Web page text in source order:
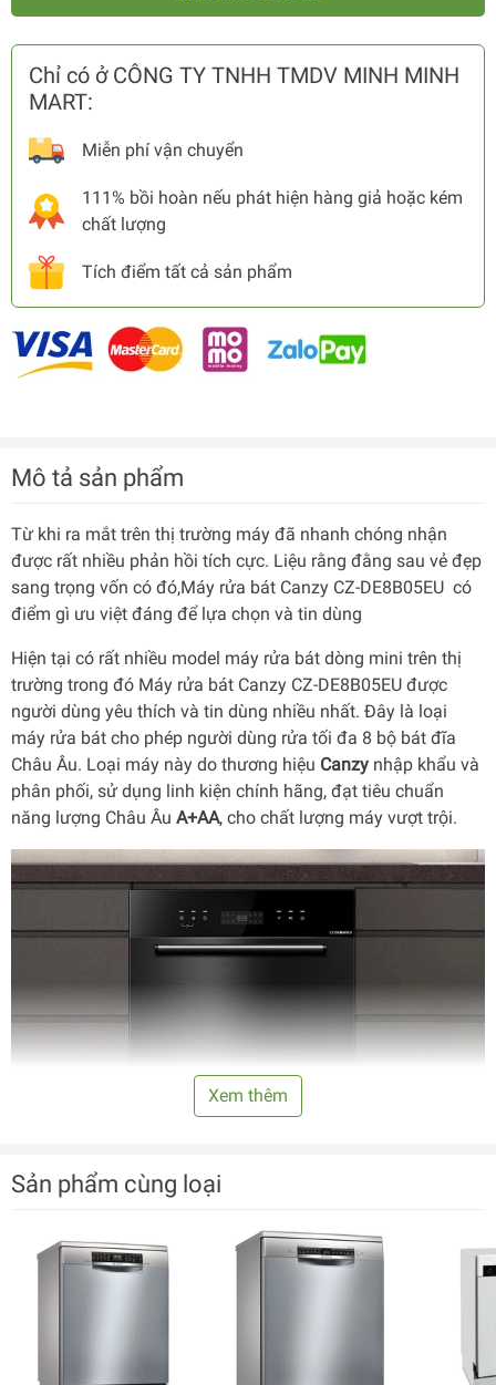
Chỉ có ở CÔNG TY TNHH TMDV MINH MINH
MART:
Miễn phí vận chuyển
111% bồi hoàn nếu phát hiện hàng giả hoặc kém
chất lượng
Tích điểm tất cả sản phẩm
Mô tả sản phẩm
Từ khi ra mắt trên thị trường máy đã nhanh chóng nhận
được rất nhiều phản hồi tích cực. Liệu rằng đằng sau vẻ đẹp
sang trọng vốn có đó,Máy rửa bát Canzy CZ-DE8B05EU có
điểm gì ưu việt đáng để lựa chọn và tin dùng
Hiện tại có rất nhiều model máy rửa bát dòng mini trên thị
trường trong đó Máy rửa bát Canzy CZ-DE8B05EU được
người dùng yêu thích và tin dùng nhiều nhất. Đây là loại
máy rửa bát cho phép người dùng rửa tối đa 8 bộ bát đĩa
Châu Âu. Loại máy này do thương hiệu Canzy nhập khẩu và
phân phối, sử dụng linh kiện chính hãng, đạt tiêu chuẩn
năng lượng Châu Âu A+AA, cho chất lượng máy vượt trội.
Nhập khẩu nguyên chiếc từ Malaysia
thích hợp cho các gia đình ít người, từ 2-4 thành viên hoặc
Xem thêm
Sản phẩm cùng loại